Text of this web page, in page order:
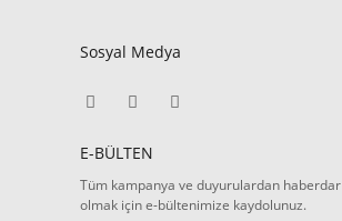
Sosyal Medya
E-BÜLTEN
Tüm kampanya ve duyurulardan haberdar
olmak için e-bültenimize kaydolunuz.